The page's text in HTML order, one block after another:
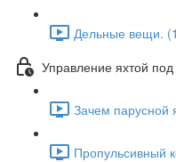
Дельные вещи.
Управление яхтой
Зачем парусной
Пропульсивный